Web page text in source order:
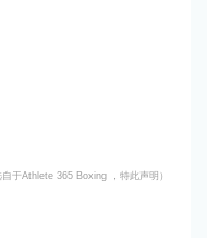
自于Athlete 365 Boxing ，特此声明）